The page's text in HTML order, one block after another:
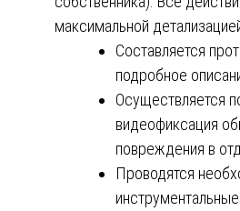
максимальной
Составляется
подробное
Осуществляется
видеофиксация
повреждения в
Проводятся